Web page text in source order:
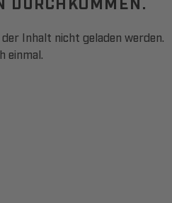
Inhalt nicht geladen werden.
einmal.